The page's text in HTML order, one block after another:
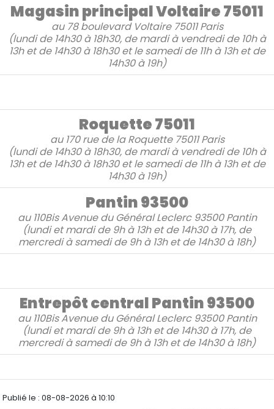
Magasin principal Voltaire 75011
au 78 boulevard Voltaire 75011 Paris
(lundi de 14h30 à 18h30, de mardi à vendredi de 10h à
13h et de 14h30 à 18h30 et le samedi de 11h à 13h et de
14h30 à 19h)
Roquette 75011
au 170 rue de la Roquette 75011 Paris
(lundi de 14h30 à 18h30, de mardi à vendredi de 10h à
13h et de 14h30 à 18h30 et le samedi de 11h à 13h et de
14h30 à 19h)
Pantin 93500
au 110Bis Avenue du Général Leclerc 93500 Pantin
(lundi et mardi de 9h à 13h et de 14h30 à 17h, de
mercredi à samedi de 9h à 13h et de 14h30 à 18h)
Entrepôt central Pantin 93500
au 110Bis Avenue du Général Leclerc 93500 Pantin
(lundi et mardi de 9h à 13h et de 14h30 à 17h, de
mercredi à samedi de 9h à 13h et de 14h30 à 18h)
Publié le :08-08-2026 à 10:10